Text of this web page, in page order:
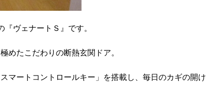
ヴェナートＳ』です。
めたこだわりの断熱玄関ドア。
マートコントロールキー」を搭載し、毎日のカギの開け